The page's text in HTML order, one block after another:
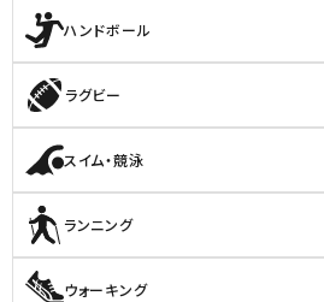
ハンドボール
ラグビー
スイム・競泳
ランニング
ウォーキング